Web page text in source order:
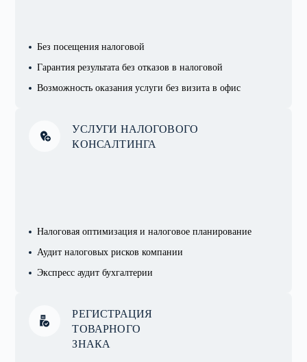
Без посещения налоговой
Гарантия результата без отказов в налоговой
Возможность оказания услуги без визита в офис
УСЛУГИ НАЛОГОВОГО
КОНСАЛТИНГА
Налоговая оптимизация и налоговое планирование
Аудит налоговых рисков компании
Экспресс аудит бухгалтерии
РЕГИСТРАЦИЯ
ТОВАРНОГО
ЗНАКА